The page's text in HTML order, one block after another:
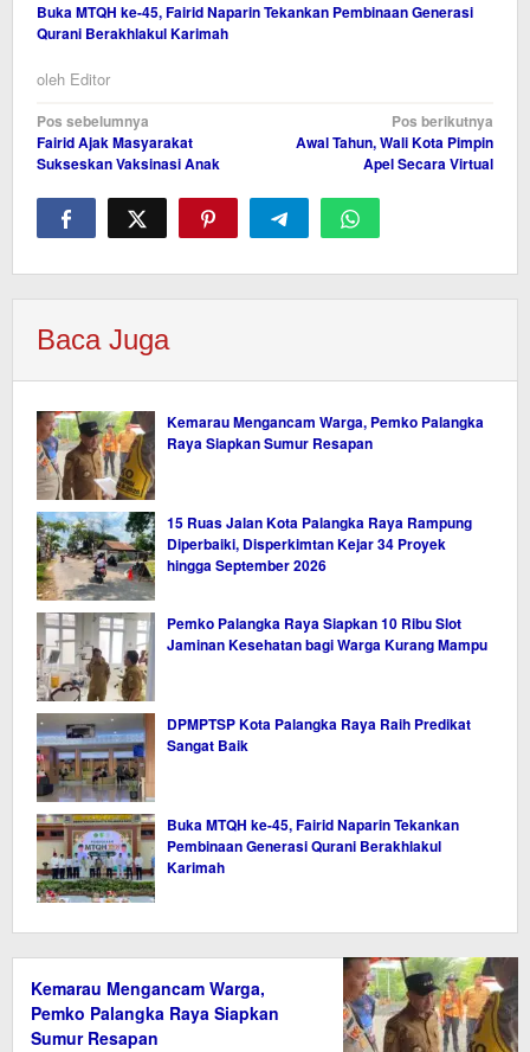
Buka MTQH ke-45, Fairid Naparin Tekankan Pembinaan Generasi
Qurani Berakhlakul Karimah
oleh Editor
Navigasi
pos
Pos sebelumnya
Fairid Ajak Masyarakat
Sukseskan Vaksinasi Anak
Pos berikutnya
Awal Tahun, Wali Kota Pimpin
Apel Secara Virtual
Baca Juga
Kemarau Mengancam Warga, Pemko Palangka
Raya Siapkan Sumur Resapan
15 Ruas Jalan Kota Palangka Raya Rampung
Diperbaiki, Disperkimtan Kejar 34 Proyek
hingga September 2026
Pemko Palangka Raya Siapkan 10 Ribu Slot
Jaminan Kesehatan bagi Warga Kurang Mampu
DPMPTSP Kota Palangka Raya Raih Predikat
Sangat Baik
Buka MTQH ke-45, Fairid Naparin Tekankan
Pembinaan Generasi Qurani Berakhlakul
Karimah
Kemarau Mengancam Warga,
Pemko Palangka Raya Siapkan
Sumur Resapan